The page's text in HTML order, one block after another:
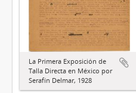
La Primera Exposición de
Talla Directa en México por
Serafín Delmar, 1928